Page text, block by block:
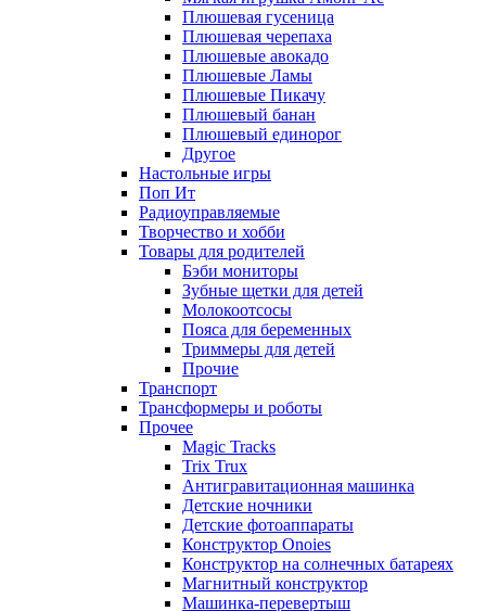
Плюшевая гусеница
Плюшевая черепаха
Плюшевые авокадо
Плюшевые Ламы
Плюшевые Пикачу
Плюшевый банан
Плюшевый единорог
Другое
Настольные игры
Поп Ит
Радиоуправляемые
Творчество и хобби
Товары для родителей
Бэби мониторы
Зубные щетки для детей
Молокоотсосы
Пояса для беременных
Триммеры для детей
Прочие
Транспорт
Трансформеры и роботы
Прочее
Magic Tracks
Trix Trux
Антигравитационная машинка
Детские ночники
Детские фотоаппараты
Конструктор Onoies
Конструктор на солнечных батареях
Магнитный конструктор
Машинка-перевертыш